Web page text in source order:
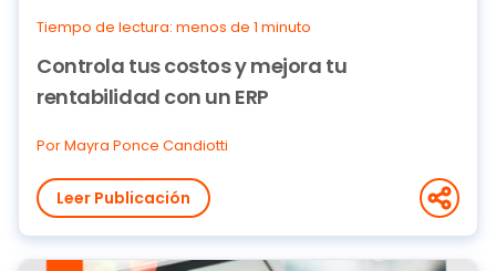
Tiempo de lectura: menos de 1 minuto
Controla tus costos y mejora tu
rentabilidad con un ERP
Por Mayra Ponce Candiotti
Leer Publicación